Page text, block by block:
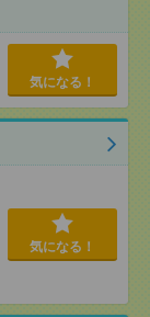
気になる！
気になる！